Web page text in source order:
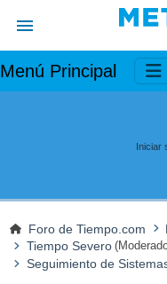
Menú Principal
Iniciar
Foro de Tiempo.com
Tiempo Severo
Seguimiento de